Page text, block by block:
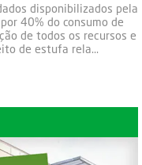
disponibilizados pela
40% do consumo de
de todos os recursos e
de estufa rela...